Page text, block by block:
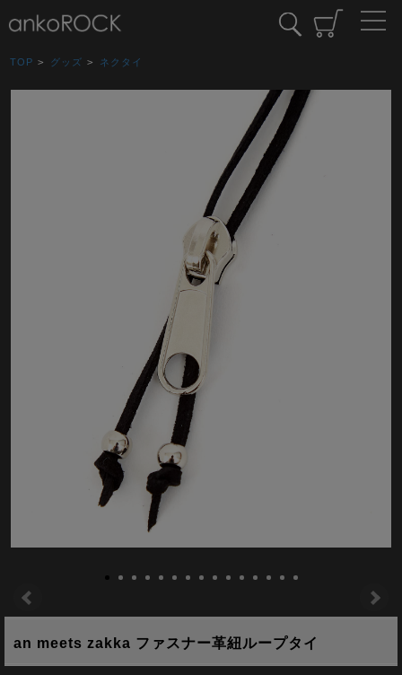
TOP > グッズ > ネクタイ
an meets zakka ファスナー革紐ループタイ